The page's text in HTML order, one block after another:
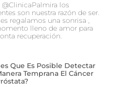
@ClinicaPalmira los
son nuestra razón de ser.
regalamos una sonrisa ,
lleno de amor para
recuperación.
Que Es Posible Detectar
Temprana El Cáncer